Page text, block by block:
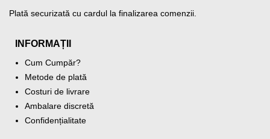
Plată securizată cu cardul la finalizarea comenzii.
INFORMAȚII
Cum Cumpăr?
Metode de plată
Costuri de livrare
Ambalare discretă
Confidențialitate